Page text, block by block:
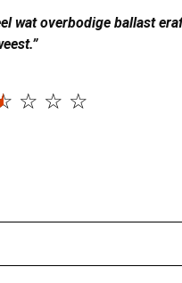
wat overbodige ballast
☆ ☆ ☆